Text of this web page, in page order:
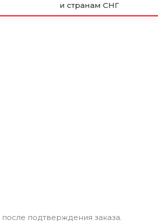
и странам СНГ
подтверждения заказа.